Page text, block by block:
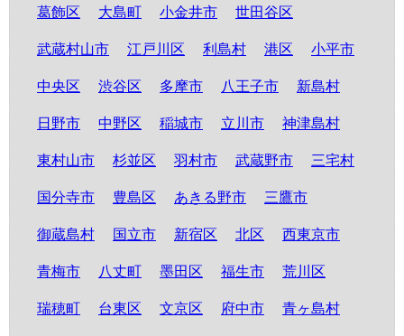
葛飾区 大島町 小金井市 世田谷区
武蔵村山市 江戸川区 利島村 港区 小平市
中央区 渋谷区 多摩市 八王子市 新島村
日野市 中野区 稲城市 立川市 神津島村
東村山市 杉並区 羽村市 武蔵野市 三宅村
国分寺市 豊島区 あきる野市 三鷹市
御蔵島村 国立市 新宿区 北区 西東京市
青梅市 八丈町 墨田区 福生市 荒川区
瑞穂町 台東区 文京区 府中市 青ヶ島村